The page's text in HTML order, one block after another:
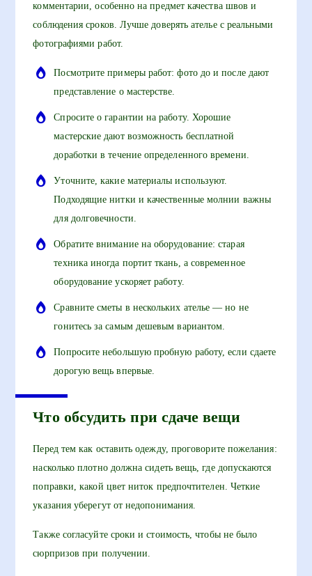
комментарии, особенно на предмет качества швов и
соблюдения сроков. Лучше доверять ателье с реальными
фотографиями работ.
Посмотрите примеры работ: фото до и после дают
представление о мастерстве.
Спросите о гарантии на работу. Хорошие
мастерские дают возможность бесплатной
доработки в течение определенного времени.
Уточните, какие материалы используют.
Подходящие нитки и качественные молнии важны
для долговечности.
Обратите внимание на оборудование: старая
техника иногда портит ткань, а современное
оборудование ускоряет работу.
Сравните сметы в нескольких ателье — но не
гонитесь за самым дешевым вариантом.
Попросите небольшую пробную работу, если сдаете
дорогую вещь впервые.
Что обсудить при сдаче вещи
Перед тем как оставить одежду, проговорите пожелания:
насколько плотно должна сидеть вещь, где допускаются
поправки, какой цвет ниток предпочтителен. Четкие
указания уберегут от недопонимания.
Также согласуйте сроки и стоимость, чтобы не было
сюрпризов при получении.